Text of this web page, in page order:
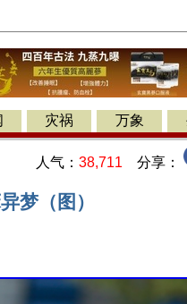
灾祸 万象
人气： 38,711 分享：
梦（图）